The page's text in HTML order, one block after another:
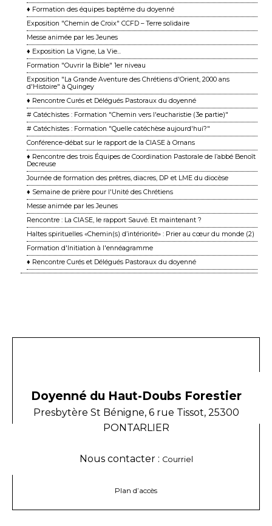
♦ Formation des équipes baptême du doyenné
Exposition "Chemin de Croix" CCFD – Terre solidaire
Messe animée par les Jeunes
♦ Exposition La Vigne, La Vie...
Formation "Ouvrir la Bible" 1er niveau
Exposition "La Grande Aventure des Chrétiens d'Orient, 2000 ans
d'Histoire" à Quingey
♦ Rencontre Curés et Délégués Pastoraux du doyenné
# Catéchistes : Formation "Chemin vers l'eucharistie (3e partie)"
# Catéchistes : Formation "Quelle catéchèse aujourd'hui?"
Conférence-débat sur le rapport de la CIASE à Ornans
♦ Rencontre des trois Équipes de Coordination Pastorale de l’abbé Benoît
Decreuse
Journée de formation des prêtres, diacres, DP et LME du diocèse
♦ Semaine de prière pour l'Unité des Chrétiens
Messe animée par les Jeunes
Rencontre : La CIASE, le rapport Sauvé. Et maintenant ?
Haltes spirituelles «Chemin(s) d’intériorité» : Prier au cœur du monde (2)
Formation d'Initiation à l'ennéagramme
♦ Rencontre Curés et Délégués Pastoraux du doyenné
Doyenné du Haut-Doubs Forestier
Presbytère St Bénigne, 6 rue Tissot, 25300
PONTARLIER
Nous contacter : Courriel
Plan d’accès